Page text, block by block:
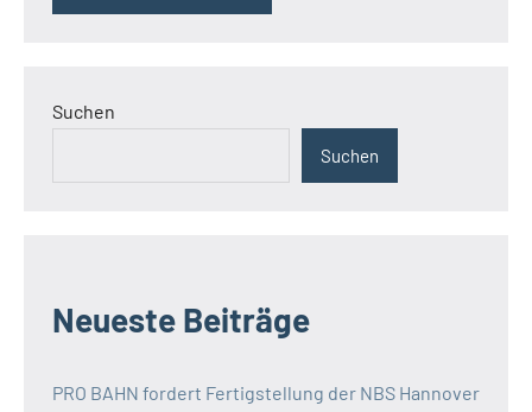
Suchen
Suchen
Neueste Beiträge
PRO BAHN fordert Fertigstellung der NBS Hannover